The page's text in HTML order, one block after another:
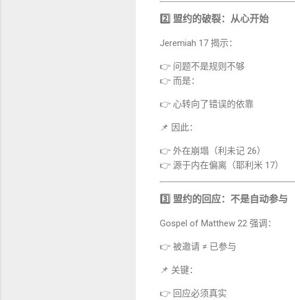
2️⃣ 盟约的破裂：从心开始
Jeremiah 17 揭示：
👉 问题不是规则不够
👉 而是：
👉 心转向了错误的依靠
📌 因此：
👉 外在崩塌（利未记 26）
👉 源于内在偏离（耶利米 17）
3️⃣ 盟约的回应：不是自动参与
Gospel of Matthew 22 强调：
👉 被邀请 ≠ 已参与
📌 关键：
👉 回应必须真实